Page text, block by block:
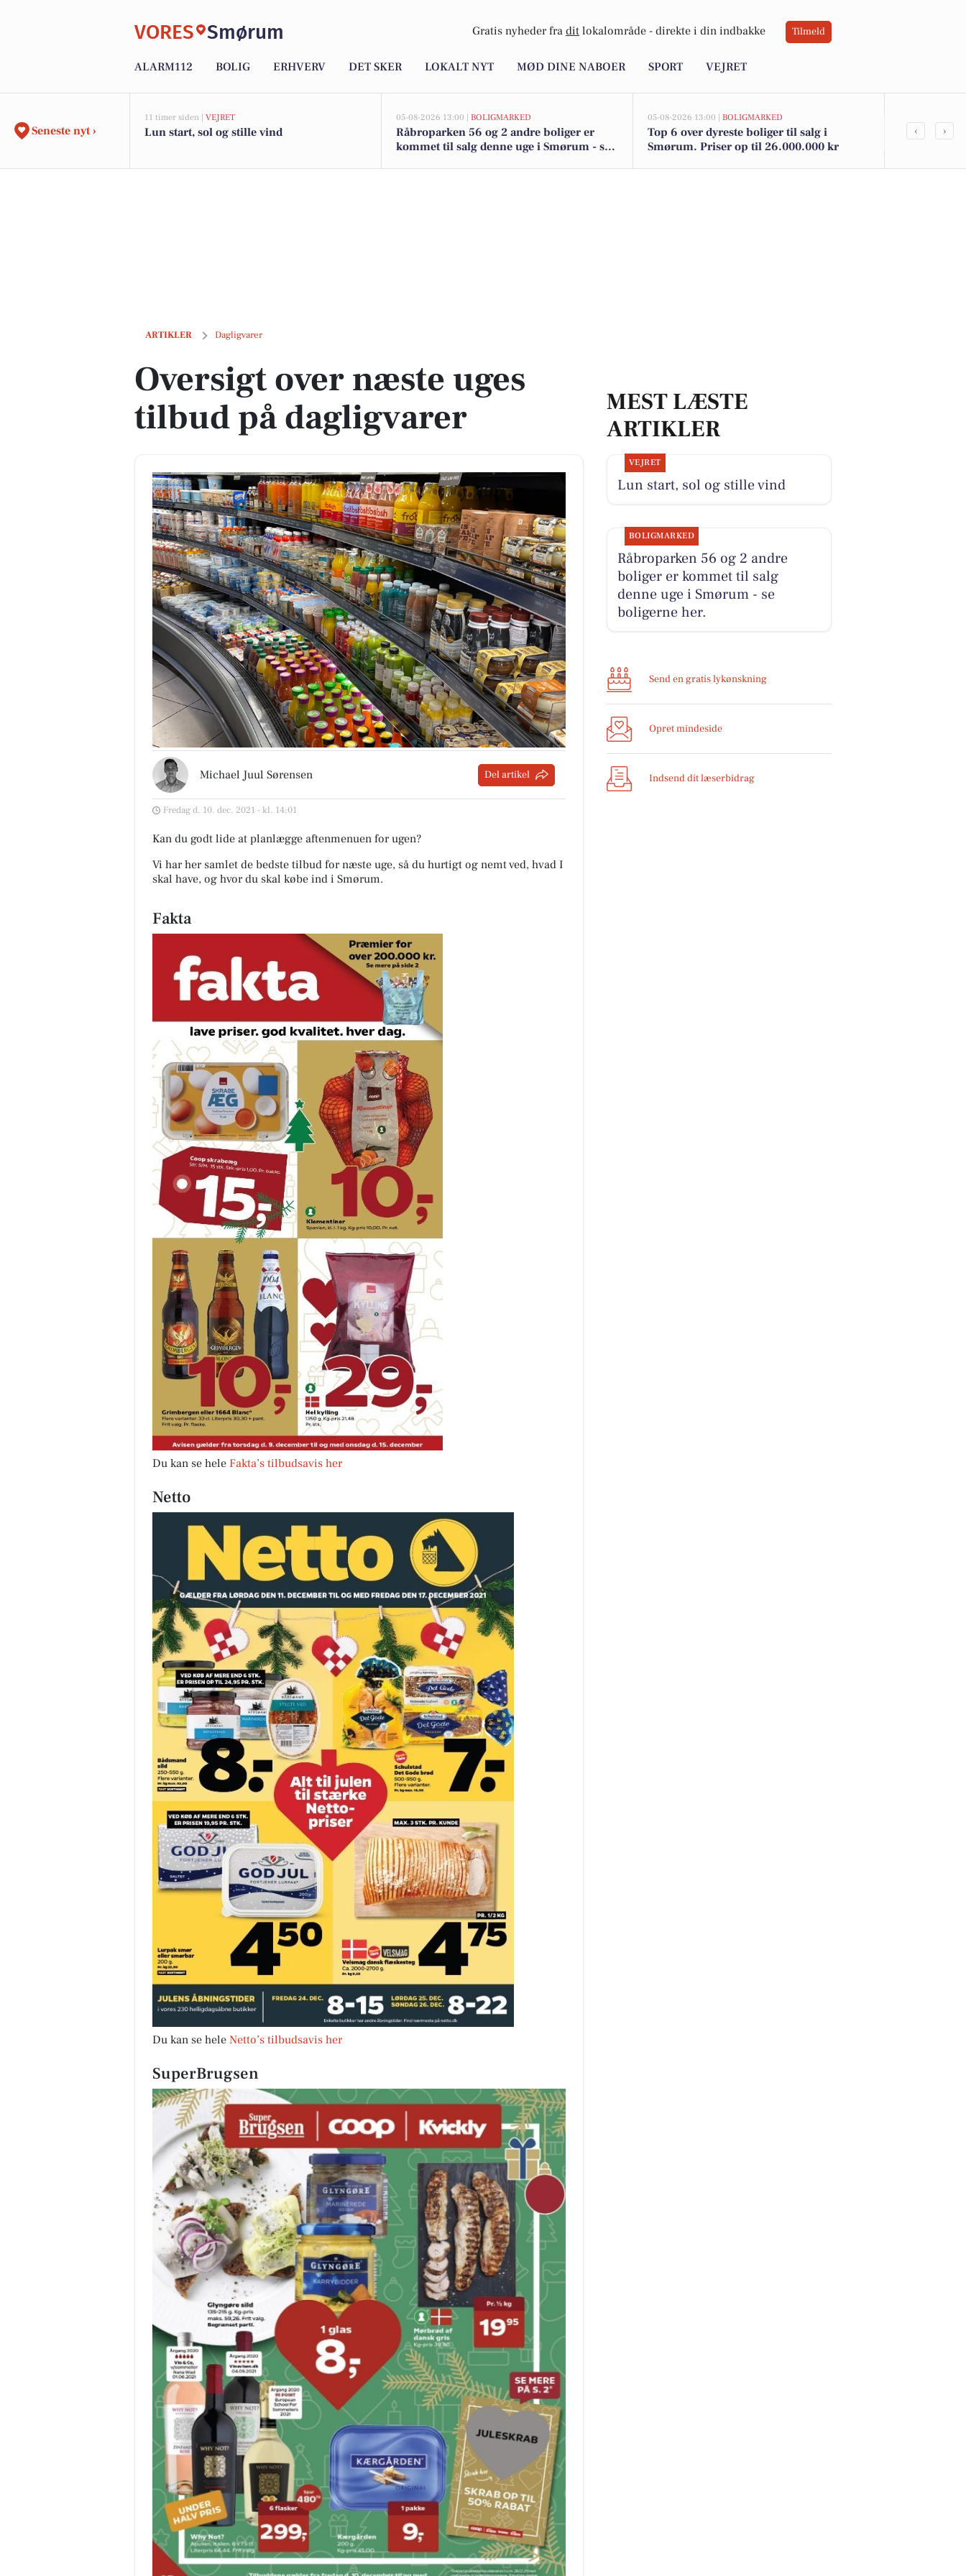
VORES Smørum Gratis nyheder fra dit lokalområde - direkte i din indbakke Tilmeld
ALARM112 BOLIG ERHVERV DET SKER LOKALT NYT MØD DINE NABOER SPORT VEJRET
Seneste nyt ›
11 timer siden | VEJRET
Lun start, sol og stille vind
05-08-2026 13:00 | BOLIGMARKED
Råbroparken 56 og 2 andre boliger er
kommet til salg denne uge i Smørum - se
05-08-2026 13:00 | BOLIGMARKED
Top 6 over dyreste boliger til salg i
Smørum. Priser op til 26.000.000 kr
Pris op til
‹ ›
ARTIKLER Dagligvarer
Oversigt over næste uges tilbud på dagligvarer
Oversigt over næste uges
tilbud på dagligvarer
Michael Juul Sørensen Del artikel
Fredag d. 10. dec. 2021 - kl. 14:01
Kan du godt lide at planlægge aftenmenuen for ugen?
Vi har her samlet de bedste tilbud for næste uge, så du hurtigt og nemt ved, hvad I
skal have, og hvor du skal købe ind i Smørum.
Fakta
Du kan se hele Fakta’s tilbudsavis her
Netto
Du kan se hele Netto’s tilbudsavis her
SuperBrugsen
MEST LÆSTE
ARTIKLER
VEJRET
Lun start, sol og stille vind
BOLIGMARKED
Råbroparken 56 og 2 andre
boliger er kommet til salg
denne uge i Smørum - se
boligerne her.
Send en gratis lykønskning
Opret mindeside
Indsend dit læserbidrag